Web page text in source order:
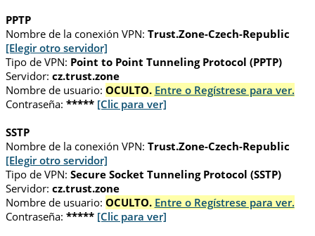
PPTP
Nombre de la conexión VPN: Trust.Zone-Czech-Republic
[Elegir otro servidor]
Tipo de VPN: Point to Point Tunneling Protocol (PPTP)
Servidor: cz.trust.zone
Nombre de usuario: OCULTO. Entre o Regístrese para ver.
Contraseña: ***** [Clic para ver]
SSTP
Nombre de la conexión VPN: Trust.Zone-Czech-Republic
[Elegir otro servidor]
Tipo de VPN: Secure Socket Tunneling Protocol (SSTP)
Servidor: cz.trust.zone
Nombre de usuario: OCULTO. Entre o Regístrese para ver.
Contraseña: ***** [Clic para ver]